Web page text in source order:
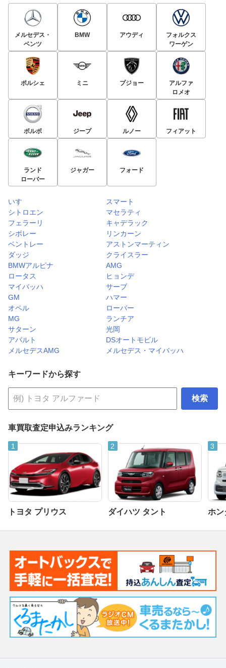
メルセデス・
ベンツ
BMW アウディ
フォルクス
ワーゲン
ポルシェ ミニ プジョー
アルファ
ロメオ
ボルボ ジープ ルノー フィアット
ランド
ローバー
ジャガー フォード
いすゞ
スマート
シトロエン
マセラティ
フェラーリ
キャデラック
シボレー
リンカーン
ベントレー
アストンマーティン
ダッジ
クライスラー
BMWアルピナ
AMG
ロータス
ヒョンデ
マイバッハ
サーブ
GM
ハマー
オペル
ローバー
MG
ランチア
サターン
光岡
アバルト
DSオートモビル
メルセデスAMG
メルセデス・マイバッハ
キーワードから探す
検索
車買取査定申込みランキング
トヨタ プリウス ダイハツ タント ホン